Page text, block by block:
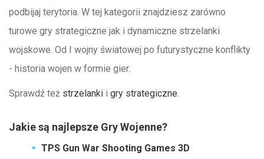
podbijaj terytoria. W tej kategorii znajdziesz zarówno
turowe gry strategiczne jak i dynamiczne strzelanki
wojskowe. Od I wojny światowej po futurystyczne konflikty
- historia wojen w formie gier.
Sprawdź też strzelanki i gry strategiczne.
Jakie są najlepsze Gry Wojenne?
TPS Gun War Shooting Games 3D